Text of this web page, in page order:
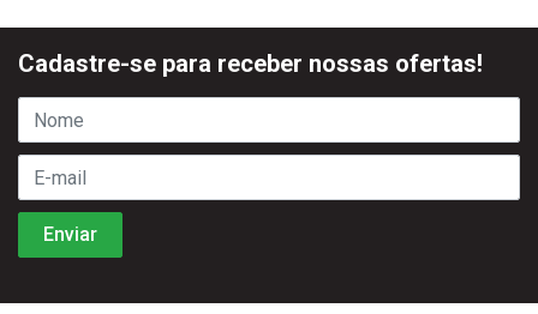
Cadastre-se para receber nossas ofertas!